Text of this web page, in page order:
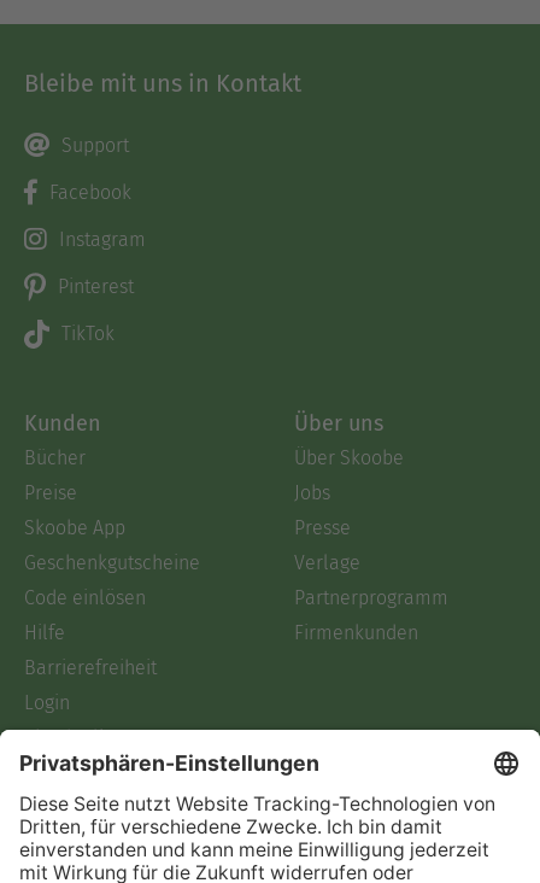
Bleibe mit uns in Kontakt
Support
Facebook
Instagram
Pinterest
TikTok
Kunden
Bücher
Preise
Skoobe App
Geschenkgutscheine
Code einlösen
Hilfe
Barrierefreiheit
Login
Skoobe liest
Über uns
Über Skoobe
Jobs
Presse
Verlage
Partnerprogramm
Firmenkunden
Rechtliches
Datenschutz